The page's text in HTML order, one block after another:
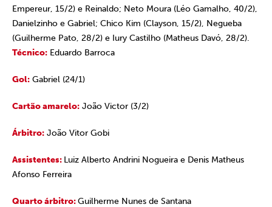
Empereur, 15/2) e Reinaldo; Neto Moura (Léo Gamalho, 40/2),
Danielzinho e Gabriel; Chico Kim (Clayson, 15/2), Negueba
(Guilherme Pato, 28/2) e Iury Castilho (Matheus Davó, 28/2).
Técnico: Eduardo Barroca
Gol: Gabriel (24/1)
Cartão amarelo: João Victor (3/2)
Árbitro: João Vitor Gobi
Assistentes: Luiz Alberto Andrini Nogueira e Denis Matheus
Afonso Ferreira
Quarto árbitro:Guilherme Nunes de Santana